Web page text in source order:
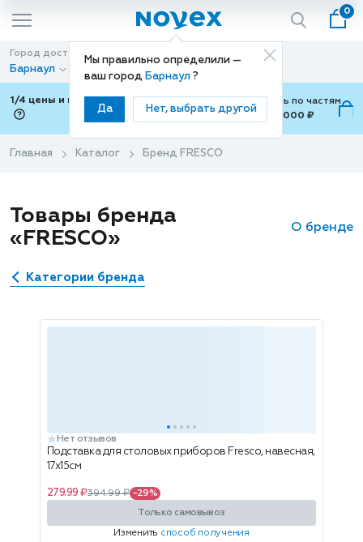
Мы правильно определили —
ваш город Барнаул ?
Да Нет, выбрать другой
0
Город доставки
Барнаул
Способ доставки
Доставка
1/4 цены и покупки ваши с Подели
Можно оплатить по частям
от 700 ₽ до 15,000 ₽
Главная Каталог Бренд FRESCO
Товары бренда
«FRESCO»
О бренде
Категории бренда
Нет отзывов
Подставка для столовых приборов Fresco, навесная,
17х15см
279.99 ₽394.99 ₽ -29%
Только самовывоз
Изменить способ получения